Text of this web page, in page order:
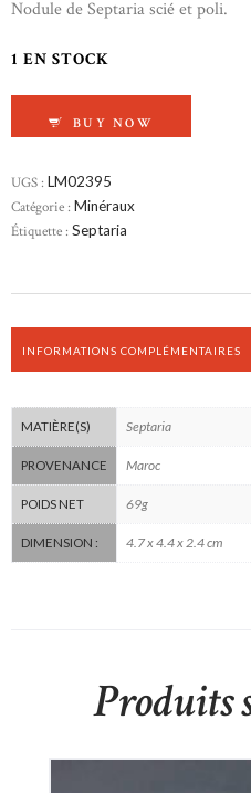
Nodule de Septaria scié et poli.
1 EN STOCK
BUY NOW
UGS : LM02395
Catégorie : Minéraux
Étiquette : Septaria
INFORMATIONS COMPLÉMENTAIRES
MATIÈRE(S) Septaria
PROVENANCE Maroc
POIDS NET 69g
DIMENSION : 4.7 x 4.4 x 2.4 cm
Produits